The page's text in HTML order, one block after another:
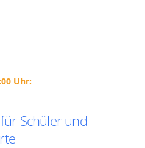
Uhr:
Schüler und